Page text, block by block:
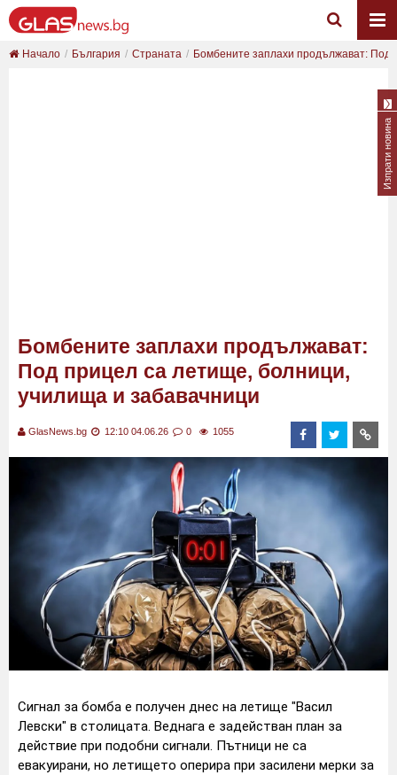
Начало България Страната Бомбените заплахи продължават: Под
Бомбените заплахи продължават:
Под прицел са летище, болници,
училища и забавачници
GlasNews.bg 12:10 04.06.26 0 1055
Сигнал за бомба е получен днес на летище "Васил
Левски" в столицата. Веднага е задействан план за
действие при подобни сигнали. Пътници не са
евакуирани, но летището оперира при засилени мерки за
Изпрати новина